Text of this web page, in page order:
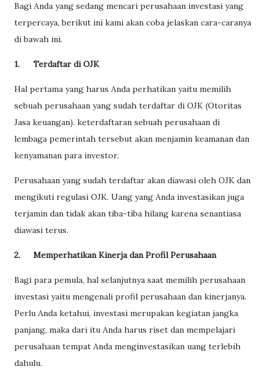
Bagi Anda yang sedang mencari perusahaan investasi yang
terpercaya, berikut ini kami akan coba jelaskan cara-caranya
di bawah ini.
1. Terdaftar di OJK
Hal pertama yang harus Anda perhatikan yaitu memilih
sebuah perusahaan yang sudah terdaftar di OJK (Otoritas
Jasa keuangan). keterdaftaran sebuah perusahaan di
lembaga pemerintah tersebut akan menjamin keamanan dan
kenyamanan para investor.
Perusahaan yang sudah terdaftar akan diawasi oleh OJK dan
mengikuti regulasi OJK. Uang yang Anda investasikan juga
terjamin dan tidak akan tiba-tiba hilang karena senantiasa
diawasi terus.
2. Memperhatikan Kinerja dan Profil Perusahaan
Bagi para pemula, hal selanjutnya saat memilih perusahaan
investasi yaitu mengenali profil perusahaan dan kinerjanya.
Perlu Anda ketahui, investasi merupakan kegiatan jangka
panjang, maka dari itu Anda harus riset dan mempelajari
perusahaan tempat Anda menginvestasikan uang terlebih
dahulu.